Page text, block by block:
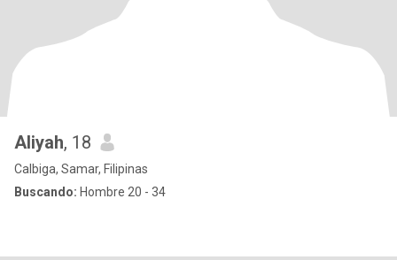
Aliyah, 18
Calbiga, Samar, Filipinas
Buscando: Hombre 20 - 34